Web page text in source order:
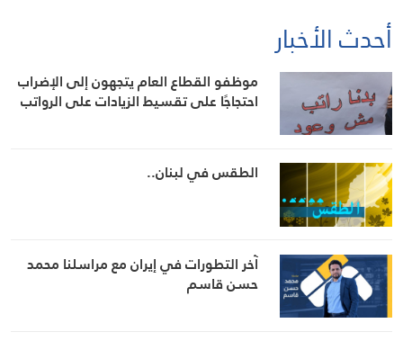
أحدث الأخبار
موظفو القطاع العام يتجهون إلى الإضراب
احتجاجًا على تقسيط الزيادات على الرواتب
الطقس في لبنان..
آخر التطورات في إيران مع مراسلنا محمد
حسن قاسم